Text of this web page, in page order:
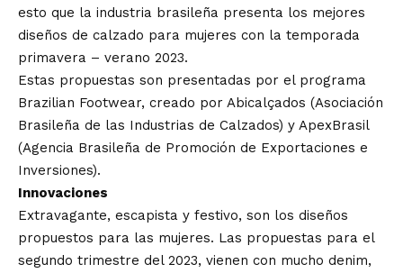
esto que la industria brasileña presenta los mejores
diseños de calzado para mujeres con la temporada
primavera – verano 2023.
Estas propuestas son presentadas por el programa
Brazilian Footwear, creado por Abicalçados (Asociación
Brasileña de las Industrias de Calzados) y ApexBrasil
(Agencia Brasileña de Promoción de Exportaciones e
Inversiones).
Innovaciones
Extravagante, escapista y festivo, son los diseños
propuestos para las mujeres. Las propuestas para el
segundo trimestre del 2023, vienen con mucho denim,